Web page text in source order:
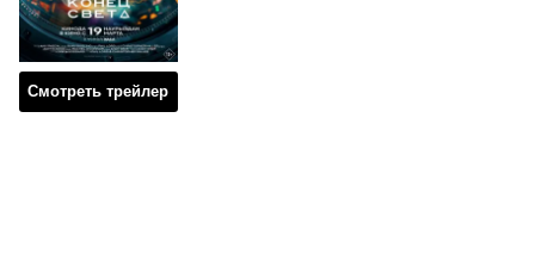
Смотреть трейлер